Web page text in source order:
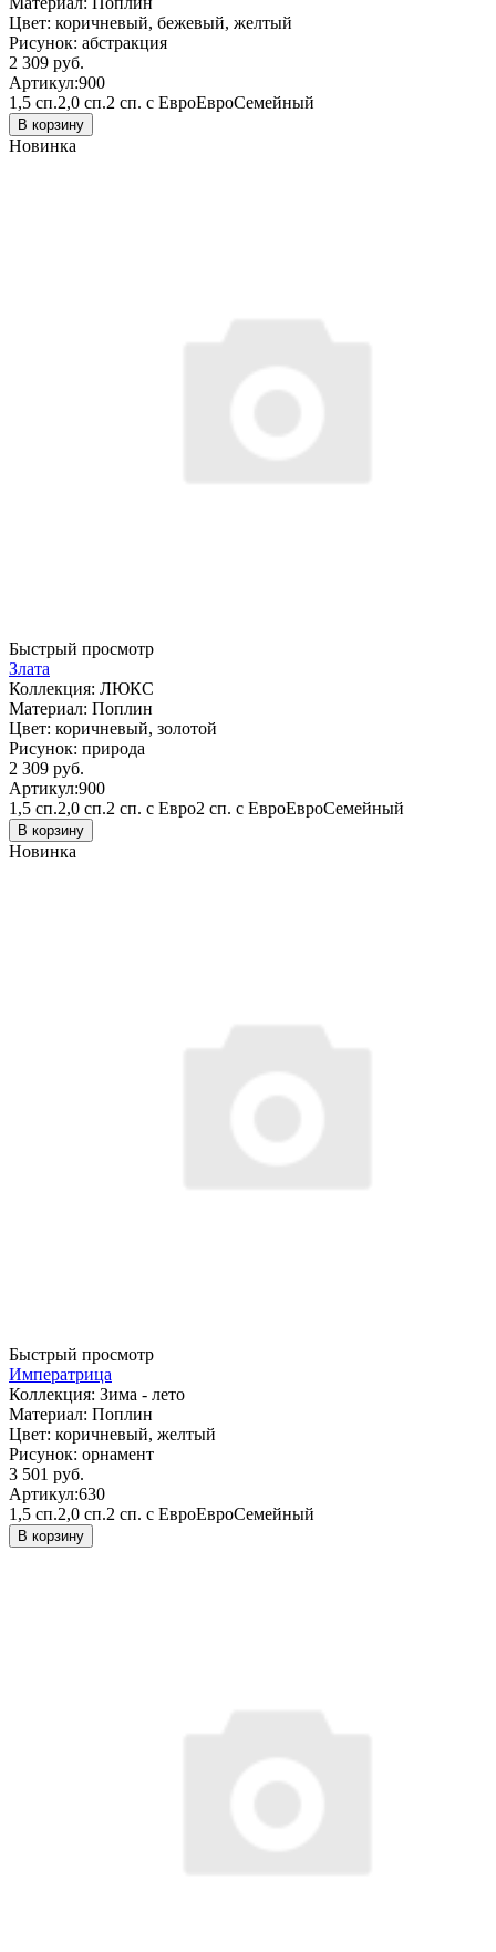
Цвет: коричневый, бежевый, желтый
Рисунок: абстракция
2 309 руб.
Артикул:900
1,5 сп.2,0 сп.2 сп. с ЕвроЕвроСемейный
В корзину
Новинка
Быстрый просмотр
Злата
Коллекция: ЛЮКС
Материал: Поплин
Цвет: коричневый, золотой
Рисунок: природа
2 309 руб.
Артикул:900
1,5 сп.2,0 сп.2 сп. с Евро2 сп. с ЕвроЕвроСемейный
В корзину
Новинка
Быстрый просмотр
Императрица
Коллекция: Зима - лето
Материал: Поплин
Цвет: коричневый, желтый
Рисунок: орнамент
3 501 руб.
Артикул:630
1,5 сп.2,0 сп.2 сп. с ЕвроЕвроСемейный
В корзину